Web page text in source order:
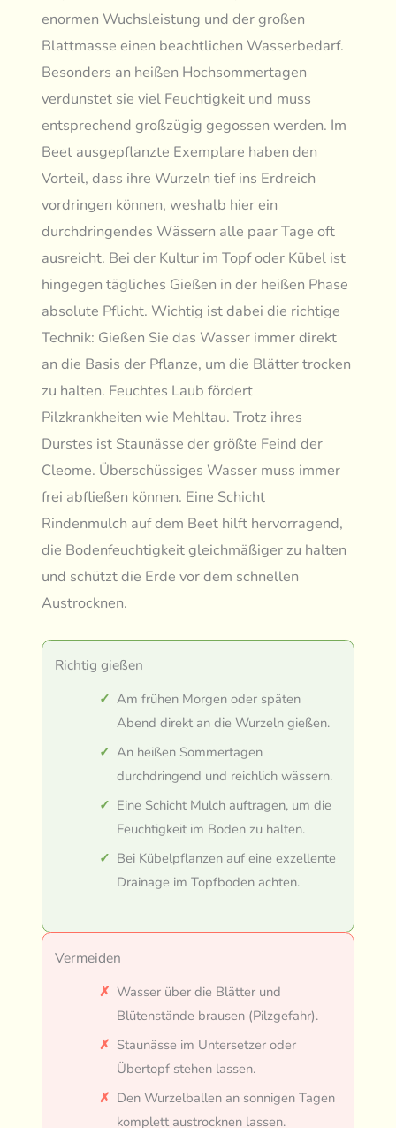
enormen Wuchsleistung und der großen
Blattmasse einen beachtlichen Wasserbedarf.
Besonders an heißen Hochsommertagen
verdunstet sie viel Feuchtigkeit und muss
entsprechend großzügig gegossen werden. Im
Beet ausgepflanzte Exemplare haben den
Vorteil, dass ihre Wurzeln tief ins Erdreich
vordringen können, weshalb hier ein
durchdringendes Wässern alle paar Tage oft
ausreicht. Bei der Kultur im Topf oder Kübel ist
hingegen tägliches Gießen in der heißen Phase
absolute Pflicht. Wichtig ist dabei die richtige
Technik: Gießen Sie das Wasser immer direkt
an die Basis der Pflanze, um die Blätter trocken
zu halten. Feuchtes Laub fördert
Pilzkrankheiten wie Mehltau. Trotz ihres
Durstes ist Staunässe der größte Feind der
Cleome. Überschüssiges Wasser muss immer
frei abfließen können. Eine Schicht
Rindenmulch auf dem Beet hilft hervorragend,
die Bodenfeuchtigkeit gleichmäßiger zu halten
und schützt die Erde vor dem schnellen
Austrocknen.
Richtig gießen
Am frühen Morgen oder späten
Abend direkt an die Wurzeln gießen.
An heißen Sommertagen
durchdringend und reichlich wässern.
Eine Schicht Mulch auftragen, um die
Feuchtigkeit im Boden zu halten.
Bei Kübelpflanzen auf eine exzellente
Drainage im Topfboden achten.
Vermeiden
Wasser über die Blätter und
Blütenstände brausen (Pilzgefahr).
Staunässe im Untersetzer oder
Übertopf stehen lassen.
Den Wurzelballen an sonnigen Tagen
komplett austrocknen lassen.